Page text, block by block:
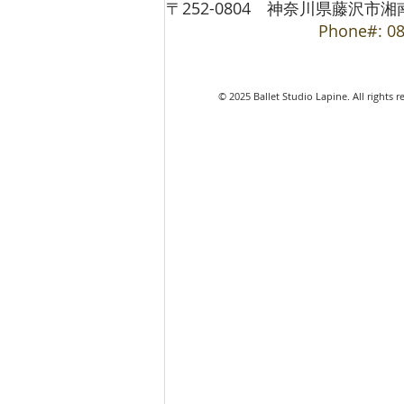
〒252-0804 神奈川県藤沢市湘
Phone#:
© 2025 Ballet Studio Lapine. All rights